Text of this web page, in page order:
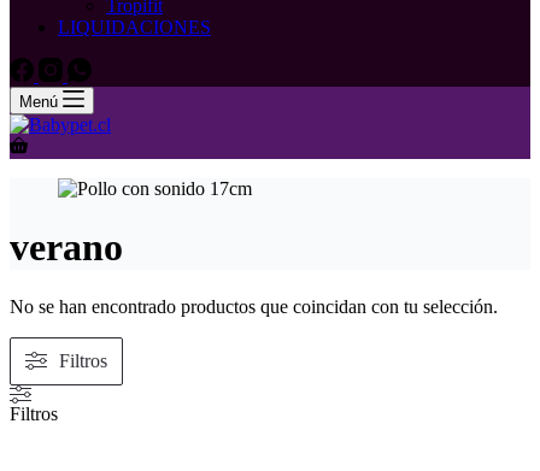
Tropifit
LIQUIDACIONES
Menú
Carro
compra
verano
No se han encontrado productos que coincidan con tu selección.
Filtros
Filtros